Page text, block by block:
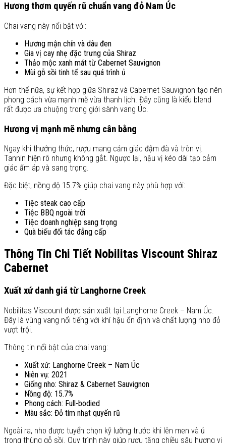
Hương thơm quyến rũ chuẩn vang đỏ Nam Úc
Chai vang này nổi bật với:
Hương mận chín và dâu đen
Gia vị cay nhẹ đặc trưng của Shiraz
Thảo mộc xanh mát từ Cabernet Sauvignon
Mùi gỗ sồi tinh tế sau quá trình ủ
Hơn thế nữa, sự kết hợp giữa Shiraz và Cabernet Sauvignon tạo nên
phong cách vừa mạnh mẽ vừa thanh lịch. Đây cũng là kiểu blend
rất được ưa chuộng trong giới sành vang Úc.
Hương vị mạnh mẽ nhưng cân bằng
Ngay khi thưởng thức, rượu mang cảm giác đậm đà và tròn vị.
Tannin hiện rõ nhưng không gắt. Ngược lại, hậu vị kéo dài tạo cảm
giác ấm áp và sang trọng.
Đặc biệt, nồng độ 15.7% giúp chai vang này phù hợp với:
Tiệc steak cao cấp
Tiệc BBQ ngoài trời
Tiệc doanh nghiệp sang trọng
Quà biếu đối tác đẳng cấp
Thông Tin Chi Tiết Nobilitas Viscount Shiraz
Cabernet
Xuất xứ danh giá từ Langhorne Creek
Nobilitas Viscount được sản xuất tại Langhorne Creek – Nam Úc.
Đây là vùng vang nổi tiếng với khí hậu ổn định và chất lượng nho đỏ
vượt trội.
Thông tin nổi bật của chai vang:
Xuất xứ: Langhorne Creek – Nam Úc
Niên vụ: 2021
Giống nho: Shiraz & Cabernet Sauvignon
Nồng độ: 15.7%
Phong cách: Full-bodied
Màu sắc: Đỏ tím nhạt quyến rũ
Ngoài ra, nho được tuyển chọn kỹ lưỡng trước khi lên men và ủ
trong thùng gỗ sồi. Quy trình này giúp rượu tăng chiều sâu hương vị